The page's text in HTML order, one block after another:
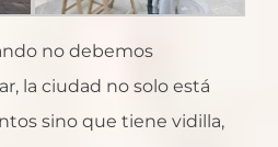
no debemos
la ciudad no solo está
sino que tiene vidilla,